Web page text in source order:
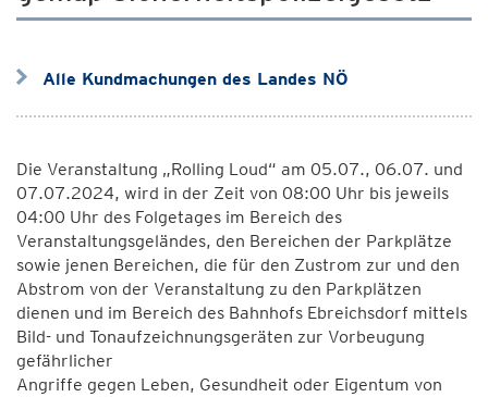
Alle Kundmachungen des Landes NÖ
Die Veranstaltung „Rolling Loud“ am 05.07., 06.07. und
07.07.2024, wird in der Zeit von 08:00 Uhr bis jeweils
04:00 Uhr des Folgetages im Bereich des
Veranstaltungsgeländes, den Bereichen der Parkplätze
sowie jenen Bereichen, die für den Zustrom zur und den
Abstrom von der Veranstaltung zu den Parkplätzen
dienen und im Bereich des Bahnhofs Ebreichsdorf mittels
Bild- und Tonaufzeichnungsgeräten zur Vorbeugung
gefährlicher
Angriffe gegen Leben, Gesundheit oder Eigentum von